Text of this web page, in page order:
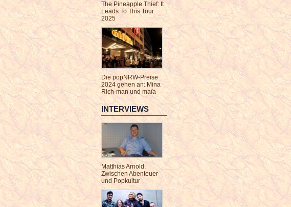
The Pineapple Thief: It
Leads To This Tour
2025
Die popNRW-Preise
2024 gehen an: Mina
Rich-man und maïa
INTERVIEWS
Matthias Arnold:
Zwischen Abenteuer
und Popkultur